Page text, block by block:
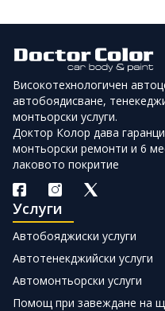
Високотехнологичен
автобоядисване,
монтьорски услуги.
Доктор Колор дава
монтьорски ремонти и 6
лаковото покритие
Услуги
Автобояджиски услуги
Автотенекджийски услуги
Автомонтьорски услуги
Помощ при завеждане на